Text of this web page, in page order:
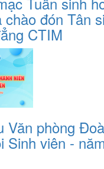
chào đón Tân
CTIM
Văn phòng
Sinh viên -